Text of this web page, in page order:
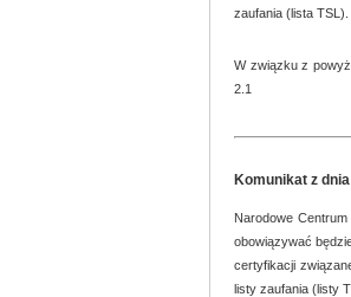
zaufania (lista
W związku z
2.1
Komunikat z
Narodowe
obowiązywać
certyfikacji
listy zaufania (listy